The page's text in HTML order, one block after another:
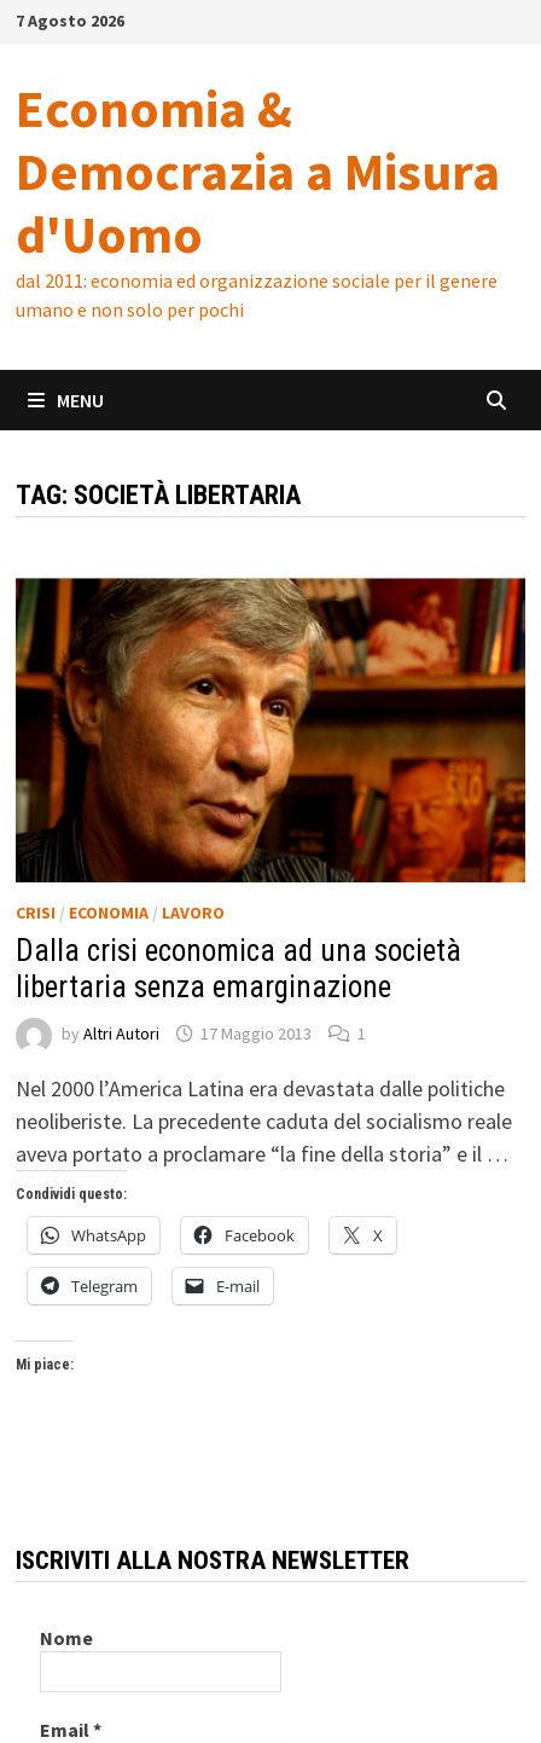
Skip7 Agosto 2026
Economia &
Democrazia a Misura
d'Uomo
dal 2011: economia ed organizzazione sociale per il genere
umano e non solo per pochi
MENU
TAG: SOCIETÀ LIBERTARIA
CRISI / ECONOMIA/ LAVORO
Dalla crisi economica ad una società
libertaria senza emarginazione
by Altri Autori 17 Maggio 2013 1
Nel 2000 l’America Latina era devastata dalle politiche
neoliberiste. La precedente caduta del socialismo reale
aveva portato a proclamare “la fine della storia” e il …
Condividi questo:
WhatsApp Facebook X
Telegram E-mail
Mi piace:
ISCRIVITI ALLA NOSTRA NEWSLETTER
Nome
Email*